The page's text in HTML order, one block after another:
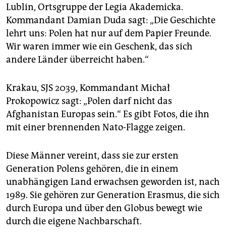
Lublin, Ortsgruppe der Legia Akademicka.
Kommandant Damian Duda sagt: „Die Geschichte
lehrt uns: Polen hat nur auf dem Papier Freunde.
Wir waren immer wie ein Geschenk, das sich
andere Länder überreicht haben.“
Krakau, SJS 2039, Kommandant Michał
Prokopowicz sagt: „Polen darf nicht das
Afghanistan Europas sein.“ Es gibt Fotos, die ihn
mit einer brennenden Nato-Flagge zeigen.
Diese Männer vereint, dass sie zur ersten
Generation Polens gehören, die in einem
unabhängigen Land erwachsen geworden ist, nach
1989. Sie gehören zur Generation Erasmus, die sich
durch Europa und über den Globus bewegt wie
durch die eigene Nachbarschaft.